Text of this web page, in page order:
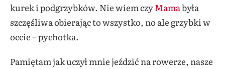
kurek i podgrzybków. Nie wiem czyMamabyła
szczęśliwa obierając to wszystko, no ale grzybki w
occie – pychotka.
Pamiętam jak uczył mnie jeździć na rowerze, nasze